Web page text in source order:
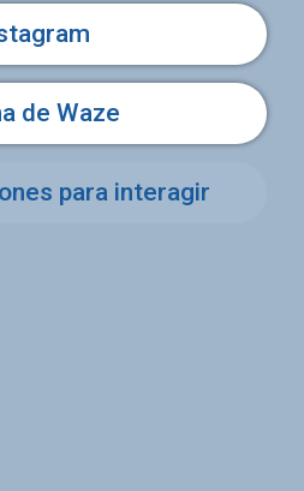
de Waze
para interagir